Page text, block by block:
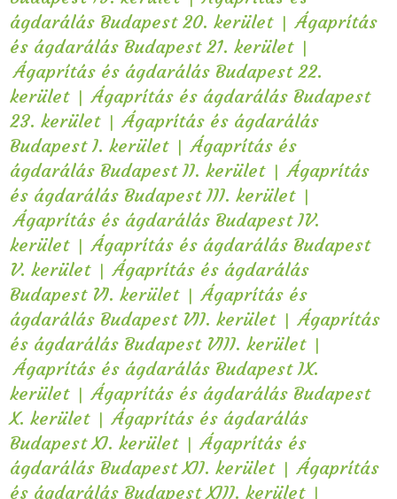
ágdarálás Budapest 20. kerület | Ágaprítás
és ágdarálás Budapest 21. kerület |
Ágaprítás és ágdarálás Budapest 22.
kerület | Ágaprítás és ágdarálás Budapest
23. kerület | Ágaprítás és ágdarálás
Budapest I. kerület | Ágaprítás és
ágdarálás Budapest II. kerület | Ágaprítás
és ágdarálás Budapest III. kerület |
Ágaprítás és ágdarálás Budapest IV.
kerület | Ágaprítás és ágdarálás Budapest
V. kerület | Ágaprítás és ágdarálás
Budapest VI. kerület | Ágaprítás és
ágdarálás Budapest VII. kerület | Ágaprítás
és ágdarálás Budapest VIII. kerület |
Ágaprítás és ágdarálás Budapest IX.
kerület | Ágaprítás és ágdarálás Budapest
X. kerület | Ágaprítás és ágdarálás
Budapest XI. kerület | Ágaprítás és
ágdarálás Budapest XII. kerület | Ágaprítás
és ágdarálás Budapest XIII. kerület |